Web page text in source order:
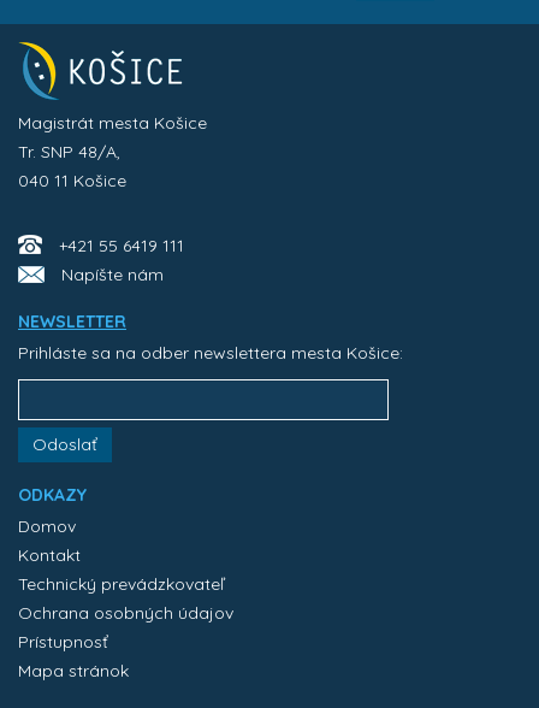
Magistrát mesta Košice
Tr. SNP 48/A,
040 11 Košice
+421 55 6419 111
Napíšte nám
NEWSLETTER
Prihláste sa na odber newslettera mesta Košice:
Odoslať
ODKAZY
Domov
Kontakt
Technický prevádzkovateľ
Ochrana osobných údajov
Prístupnosť
Mapa stránok